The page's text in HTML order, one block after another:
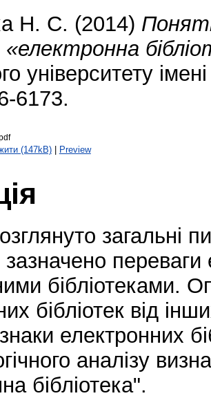
Н. С. (2014)
університету
6173.
(147kB)| Preview
загальні
зазначено
бібліотеками.
бібліотек від
електронних
аналізу
бібліотека".